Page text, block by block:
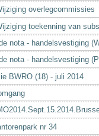
overlegcommissies
toekenning van
nota - handelsvestiging
nota - handelsvestiging
BWRO (18) - juli 2014
nr 34